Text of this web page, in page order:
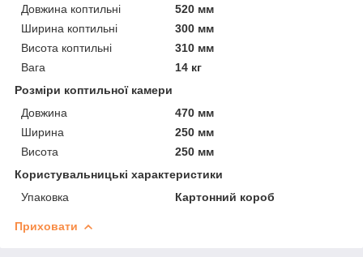
Довжина коптильні
520 мм
Ширина коптильні
300 мм
Висота коптильні
310 мм
Вага
14 кг
Розміри коптильної камери
Довжина
470 мм
Ширина
250 мм
Висота
250 мм
Користувальницькі характеристики
Упаковка
Картонний короб
Приховати